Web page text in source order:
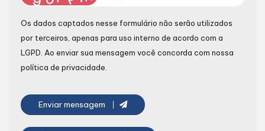
Os dados captados nesse formulário não serão utilizados
por terceiros, apenas para uso interno de acordo com a
LGPD . Ao enviar sua mensagem você concorda com nossa
política de privacidade.
Enviar mensagem